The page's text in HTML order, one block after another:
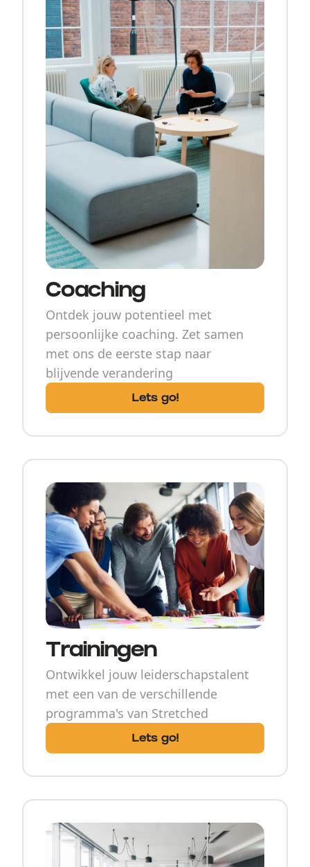
Coaching
Ontdek jouw potentieel met
persoonlijke coaching. Zet samen
met ons de eerste stap naar
blijvende verandering
Lets go!
Trainingen
Ontwikkel jouw leiderschapstalent
met een van de verschillende
programma's van Stretched
Lets go!